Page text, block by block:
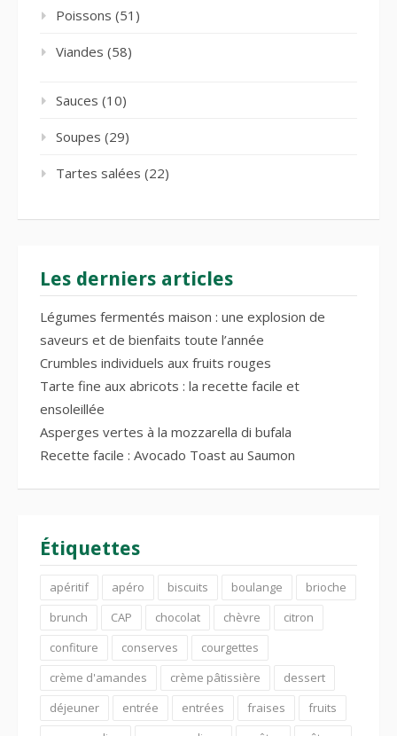
Poissons (51)
Viandes (58)
Sauces (10)
Soupes (29)
Tartes salées (22)
Les derniers articles
Légumes fermentés maison : une explosion de
saveurs et de bienfaits toute l’année
Crumbles individuels aux fruits rouges
Tarte fine aux abricots : la recette facile et
ensoleillée
Asperges vertes à la mozzarella di bufala
Recette facile : Avocado Toast au Saumon
Étiquettes
apéritif apéro biscuits boulange
brioche
brunch
CAP chocolat chèvre
citron
confiture
conserves
courgettes
crème d'amandes
crème pâtissière
dessert
déjeuner
entrée entrées fraises
fruits